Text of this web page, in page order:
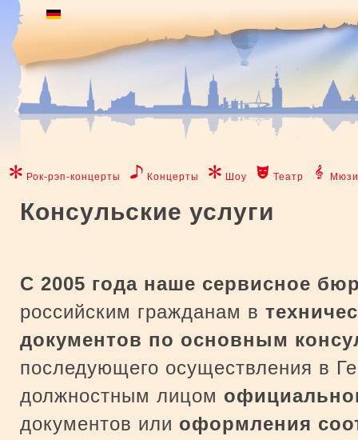
Рок-рэп-концерты Концерты Шоу Театр
Консульские услуги
С 2005 года наше сервисное
российским гражданам в
документов по основным
последующего осуществления в
должностным лицом
документов или оформления